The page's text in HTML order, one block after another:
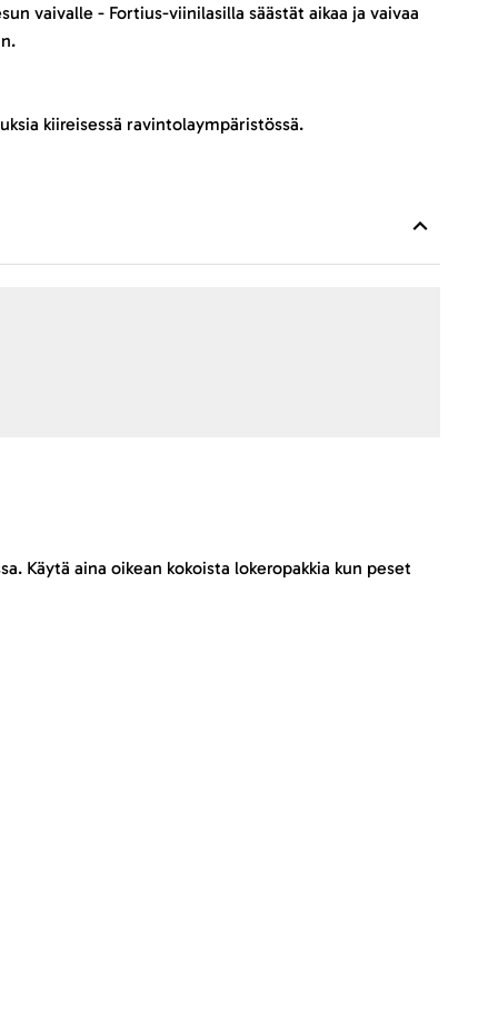
vaivalle - Fortius-viinilasilla säästät aikaa ja vaivaa
kiireisessä ravintolaympäristössä.
Käytä aina oikean kokoista lokeropakkia kun peset